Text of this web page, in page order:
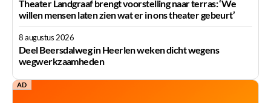
Theater Landgraaf brengt voorstelling naar terras: ‘We
willen mensen laten zien wat er in ons theater gebeurt’
8 augustus 2026
Deel Beersdalweg in Heerlen weken dicht wegens
wegwerkzaamheden
AD